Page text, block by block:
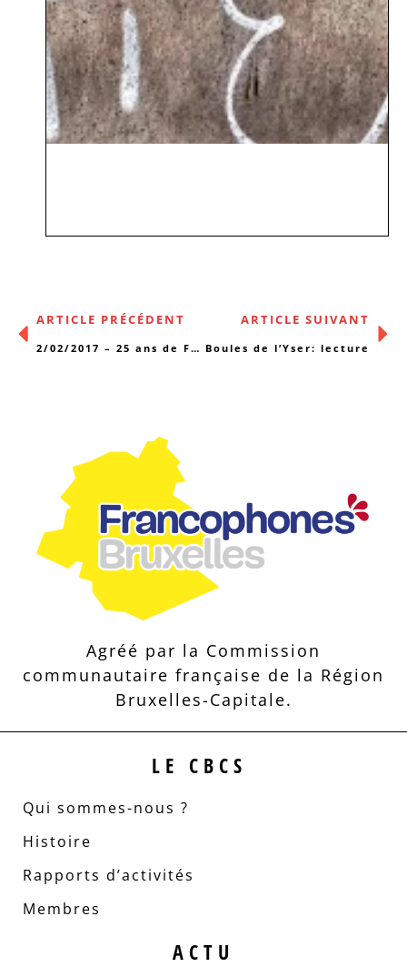
ARTICLE PRÉCÉDENT
2/02/2017 – 25 ans de Febul
ARTICLE SUIVANT
Boules de l’Yser: lecture
Agréé par la Commission
communautaire française de la Région
Bruxelles-Capitale.
LE CBCS
Qui sommes-nous ?
Histoire
Rapports d’activités
Membres
ACTU